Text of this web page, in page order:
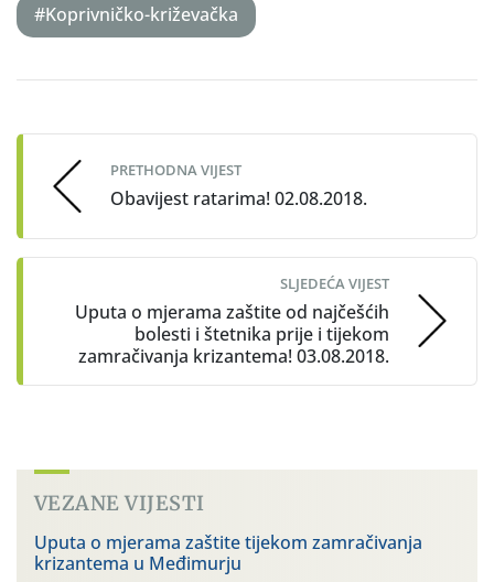
#Koprivničko-križevačka
navigation
PRETHODNA VIJEST
Obavijest ratarima! 02.08.2018.
SLJEDEĆA VIJEST
Uputa o mjerama zaštite od najčešćih
bolesti i štetnika prije i tijekom
zamračivanja krizantema! 03.08.2018.
VEZANE VIJESTI
Uputa o mjerama zaštite tijekom zamračivanja
krizantema u Međimurju